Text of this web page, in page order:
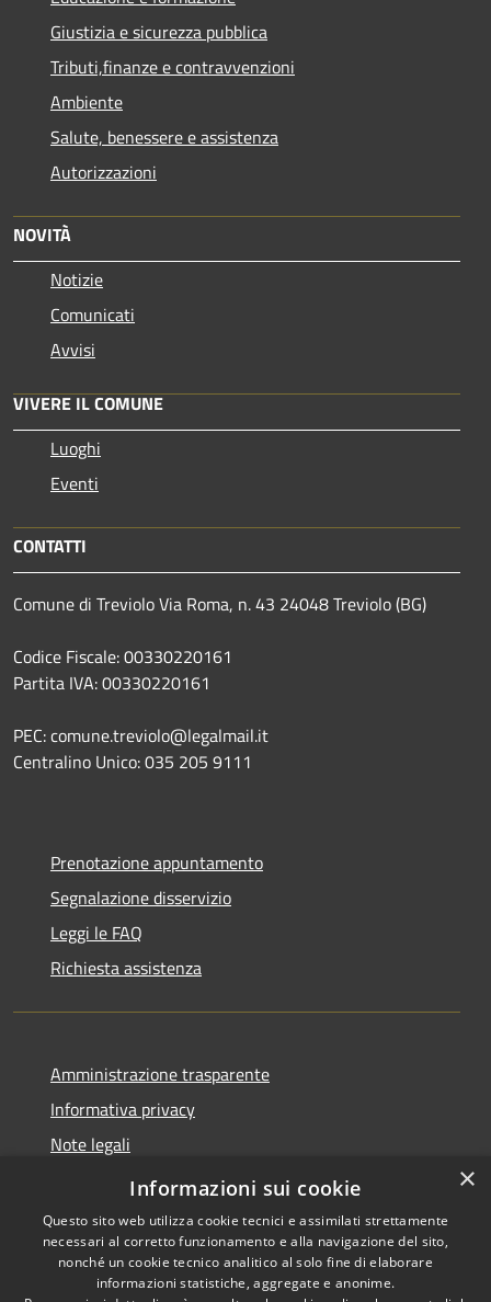
Giustizia e sicurezza pubblica
Tributi,finanze e contravvenzioni
Ambiente
Salute, benessere e assistenza
Autorizzazioni
NOVITÀ
Notizie
Comunicati
Avvisi
VIVERE IL COMUNE
Luoghi
Eventi
CONTATTI
Comune di Treviolo Via Roma, n. 43 24048 Treviolo (BG)
Codice Fiscale: 00330220161
Partita IVA: 00330220161
PEC: comune.treviolo@legalmail.it
Centralino Unico:035 205 9111
Prenotazione appuntamento
Segnalazione disservizio
Leggi le FAQ
Richiesta assistenza
Amministrazione trasparente
Informativa privacy
Note legali
Dichiarazione di accessibilità
Copyright © 2026 • Comune di
×
Informazioni sui cookie
Questo sito web utilizza cookie tecnici e assimilati strettamente
necessari al corretto funzionamento e alla navigazione del sito,
nonché un cookie tecnico analitico al solo fine di elaborare
informazioni statistiche, aggregate e anonime.